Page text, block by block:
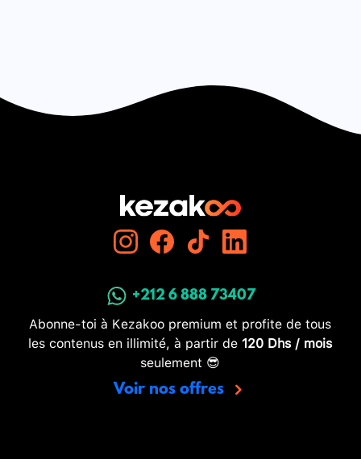
+212 6 888 73407
Abonne-toi à Kezakoo premium et profite de tous
les contenus en illimité, à partir de 120 Dhs / mois
seulement 😎
Voir nos offres